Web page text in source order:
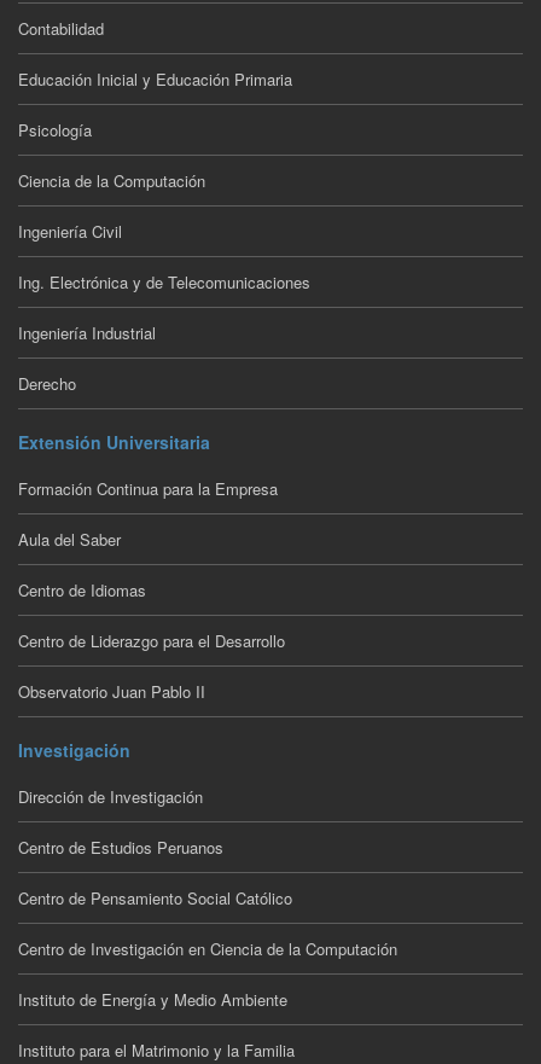
Contabilidad
Educación Inicial y Educación Primaria
Psicología
Ciencia de la Computación
Ingeniería Civil
Ing. Electrónica y de Telecomunicaciones
Ingeniería Industrial
Derecho
Extensión Universitaria
Formación Continua para la Empresa
Aula del Saber
Centro de Idiomas
Centro de Liderazgo para el Desarrollo
Observatorio Juan Pablo II
Investigación
Dirección de Investigación
Centro de Estudios Peruanos
Centro de Pensamiento Social Católico
Centro de Investigación en Ciencia de la Computación
Instituto de Energía y Medio Ambiente
Instituto para el Matrimonio y la Familia